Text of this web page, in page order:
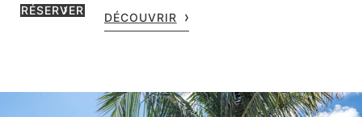
RÉSERVER
DÉCOUVRIR